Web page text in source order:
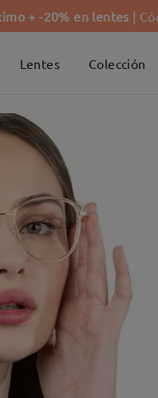
+ -20% en lentes |
Lentes Colección